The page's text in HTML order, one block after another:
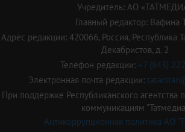
Учредитель: АО
Главный редактор: Вафина
Адрес редакции: 420066, Россия, Республика
Декабристов, д. 2
Телефон редакции: +7 (843)
Электронная почта редакции:
При поддержке Республиканского агентства
коммуникациям
Антикоррупционная политика АО